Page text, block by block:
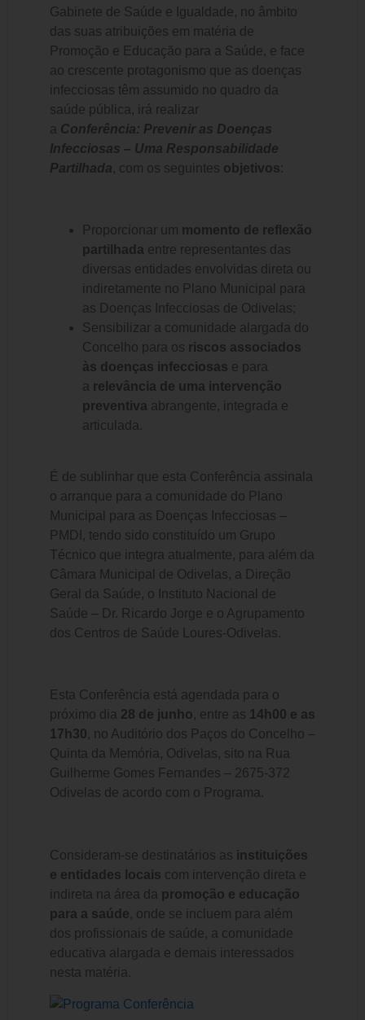
Gabinete de Saúde e Igualdade, no âmbito
das suas atribuições em matéria de
Promoção e Educação para a Saúde, e face
ao crescente protagonismo que as doenças
infecciosas têm assumido no quadro da
saúde pública, irá realizar
a Conferência: Prevenir as Doenças
Infecciosas – Uma Responsabilidade
Partilhada, com os seguintes objetivos:
Proporcionar um momento de reflexão
partilhada entre representantes das
diversas entidades envolvidas direta ou
indiretamente no Plano Municipal para
as Doenças Infecciosas de Odivelas;
Sensibilizar a comunidade alargada do
Concelho para os riscos associados
às doenças infecciosas e para
a relevância de uma intervenção
preventiva abrangente, integrada e
articulada.
É de sublinhar que esta Conferência assinala
o arranque para a comunidade do Plano
Municipal para as Doenças Infecciosas –
PMDI, tendo sido constituído um Grupo
Técnico que integra atualmente, para além da
Câmara Municipal de Odivelas, a Direção
Geral da Saúde, o Instituto Nacional de
Saúde – Dr. Ricardo Jorge e o Agrupamento
dos Centros de Saúde Loures-Odivelas.
Esta Conferência está agendada para o
próximo dia 28 de junho, entre as 14h00 e as
17h30, no Auditório dos Paços do Concelho –
Quinta da Memória, Odivelas, sito na Rua
Guilherme Gomes Fernandes – 2675-372
Odivelas de acordo com o Programa.
Consideram-se destinatários as instituições
e entidades locais com intervenção direta e
indireta na área da promoção e educação
para a saúde, onde se incluem para além
dos profissionais de saúde, a comunidade
educativa alargada e demais interessados
nesta matéria.